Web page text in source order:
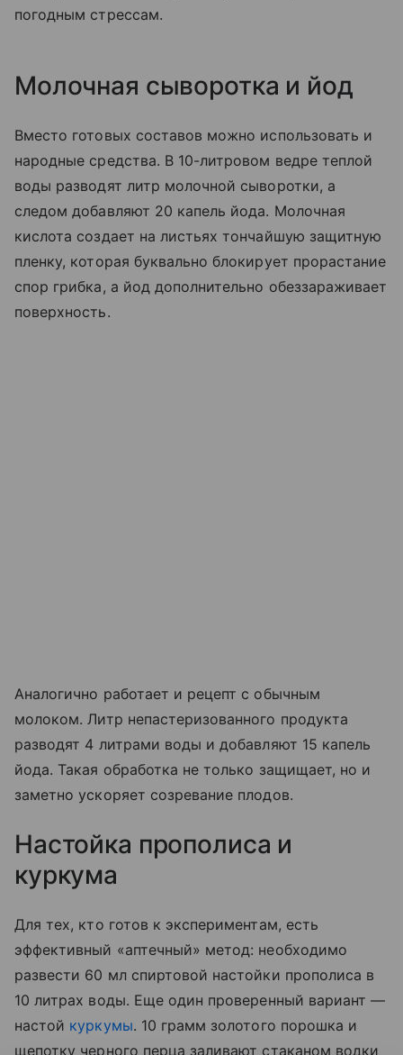
погодным стрессам.
Молочная сыворотка и йод
Вместо готовых составов можно использовать и
народные средства. В 10-литровом ведре теплой
воды разводят литр молочной сыворотки, а
следом добавляют 20 капель йода. Молочная
кислота создает на листьях тончайшую защитную
пленку, которая буквально блокирует прорастание
спор грибка, а йод дополнительно обеззараживает
поверхность.
Аналогично работает и рецепт с обычным
молоком. Литр непастеризованного продукта
разводят 4 литрами воды и добавляют 15 капель
йода. Такая обработка не только защищает, но и
заметно ускоряет созревание плодов.
Настойка прополиса и
куркума
Для тех, кто готов к экспериментам, есть
эффективный «аптечный» метод: необходимо
развести 60 мл спиртовой настойки прополиса в
10 литрах воды. Еще один проверенный вариант —
настой куркумы. 10 грамм золотого порошка и
щепотку черного перца заливают стаканом водки